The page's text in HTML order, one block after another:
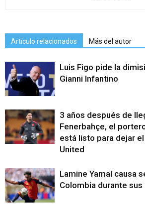
Artículo relacionados Más del autor
Luis Figo pide la
Gianni Infantino
3 años después de
Fenerbahçe, el
está listo para dejar
United
Lamine Yamal causa
Colombia durante sus